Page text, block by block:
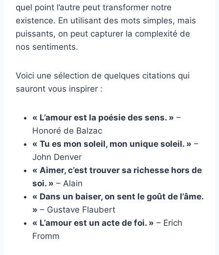
quel point l’autre peut transformer notre
existence. En utilisant des mots simples, mais
puissants, on peut capturer la complexité de
nos sentiments.
Voici une sélection de quelques citations qui
sauront vous inspirer :
« L’amour est la poésie des sens. » –
Honoré de Balzac
« Tu es mon soleil, mon unique soleil. » –
John Denver
« Aimer, c’est trouver sa richesse hors de
soi. » – Alain
« Dans un baiser, on sent le goût de l’âme.
» – Gustave Flaubert
« L’amour est un acte de foi. » – Erich
Fromm